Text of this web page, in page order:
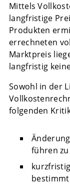
Mittels
langfristige
Produkten
errechneten
Marktpreis
langfristig
Sowohl in der
folgenden
führen